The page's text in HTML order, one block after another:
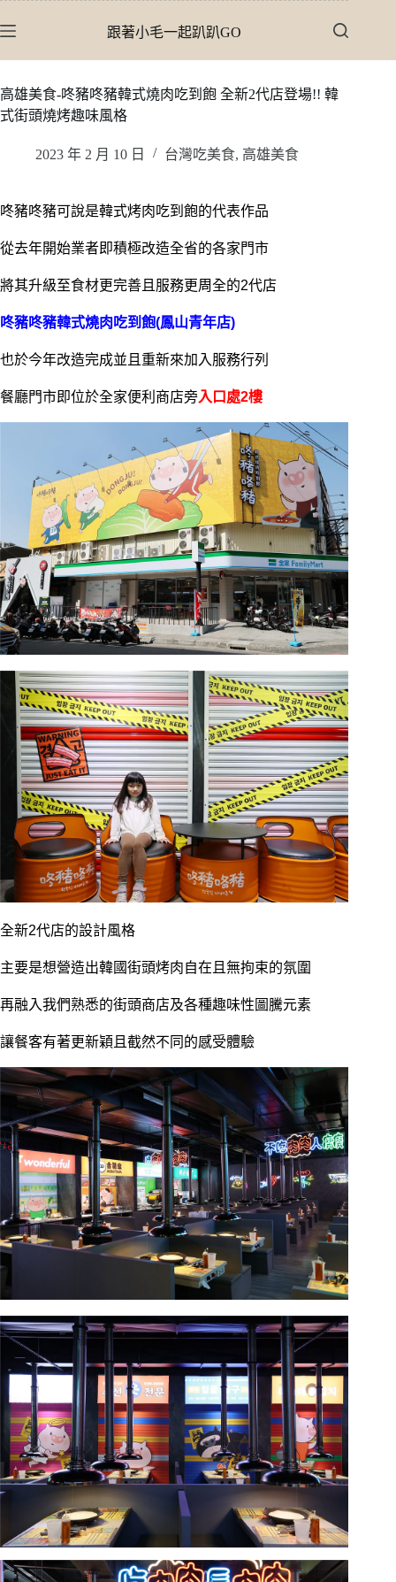
至
內
容
跟著小毛一起趴趴GO
高雄美食-咚豬咚豬韓式燒肉吃到飽 全新2代店登場!! 韓
式街頭燒烤趣味風格
2023 年 2 月 10 日 台灣吃美食, 高雄美食
咚豬咚豬可說是韓式烤肉吃到飽的代表作品
從去年開始業者即積極改造全省的各家門市
將其升級至食材更完善且服務更周全的2代店
咚豬咚豬韓式燒肉吃到飽(鳳山青年店)
也於今年改造完成並且重新來加入服務行列
餐廳門市即位於全家便利商店旁入口處2樓
全新2代店的設計風格
主要是想營造出韓國街頭烤肉自在且無拘束的氛圍
再融入我們熟悉的街頭商店及各種趣味性圖騰元素
讓餐客有著更新穎且截然不同的感受體驗